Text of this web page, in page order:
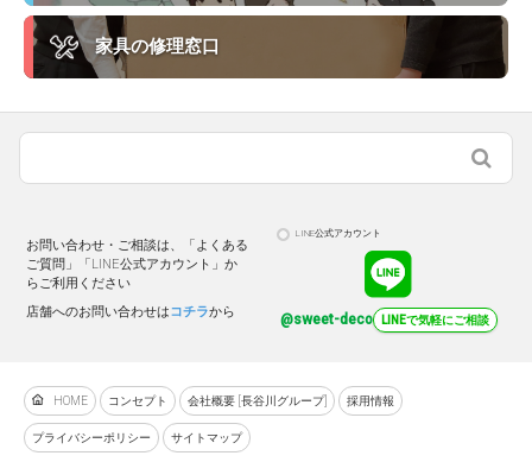
家具の修理窓口
お問い合わせ・ご相談は、「よくある
ご質問」「LINE公式アカウント」か
らご利用ください
店舗へのお問い合わせはコチラから
LINE公式アカウント
@sweet-deco LINEで気軽にご相談
HOME コンセプト 会社概要 [長谷川グループ] 採用情報
プライバシーポリシー サイトマップ